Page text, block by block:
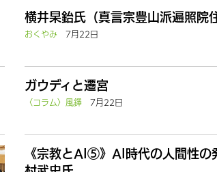
横井杲鈶氏（真言宗豊山派遍照院
おくやみ
7月22日
ガウディと遷宮
〈コラム〉風鐸
7月22日
《宗教とAI⑤》AI時代の人間性